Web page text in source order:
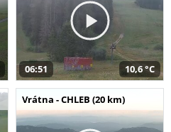
06:51 10,6 °C
Vrátna - CHLEB (20 km)